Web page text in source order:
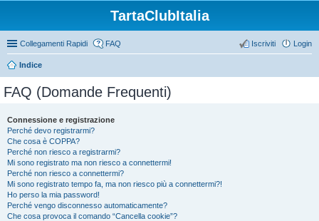
TartaClubItalia
Collegamenti Rapidi FAQ Login
Iscriviti
Indice
FAQ (Domande Frequenti)
Connessione e registrazione
Perché devo registrarmi?
Che cosa è COPPA?
Perché non riesco a registrarmi?
Mi sono registrato ma non riesco a connettermi!
Perché non riesco a connettermi?
Mi sono registrato tempo fa, ma non riesco più a connettermi?!
Ho perso la mia password!
Perché vengo disconnesso automaticamente?
Che cosa provoca il comando “Cancella cookie”?